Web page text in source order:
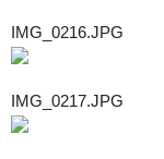
IMG_0216.JPG
IMG_0217.JPG